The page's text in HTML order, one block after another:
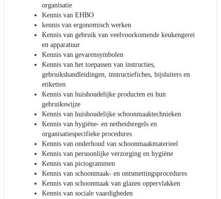
organisatie
Kennis van EHBO
kennis van ergonomisch werken
Kennis van gebruik van veelvoorkomende keukengerei
en apparatuur
Kennis van gevarensymbolen
Kennis van het toepassen van instructies,
gebruikshandleidingen, instructiefiches, bijsluiters en
etiketten
Kennis van huishoudelijke producten en hun
gebruikswijze
Kennis van huishoudelijke schoonmaaktechnieken
Kennis van hygiëne- en netheidsregels en
organisatiespecifieke procedures
Kennis van onderhoud van schoonmaakmaterieel
Kennis van persoonlijke verzorging en hygiëne
Kennis van pictogrammen
Kennis van schoonmaak- en ontsmettingsprocedures
Kennis van schoonmaak van glazen oppervlakken
Kennis van sociale vaardigheden